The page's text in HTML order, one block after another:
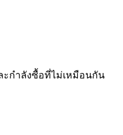
กำลังซื้อที่ไม่เหมือนกัน